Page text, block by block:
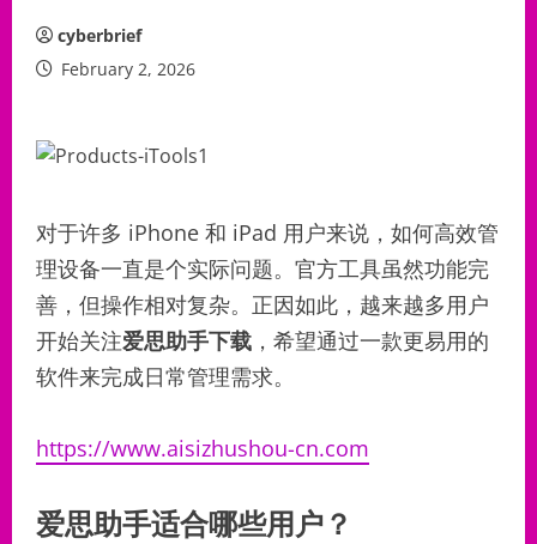
cyberbrief
February 2, 2026
对于许多 iPhone 和 iPad 用户来说，如何高效管
理设备一直是个实际问题。官方工具虽然功能完
善，但操作相对复杂。正因如此，越来越多用户
开始关注爱思助手下载 ，希望通过一款更易用的
软件来完成日常管理需求。
https://www.aisizhushou-cn.com
爱思助手适合哪些用户？